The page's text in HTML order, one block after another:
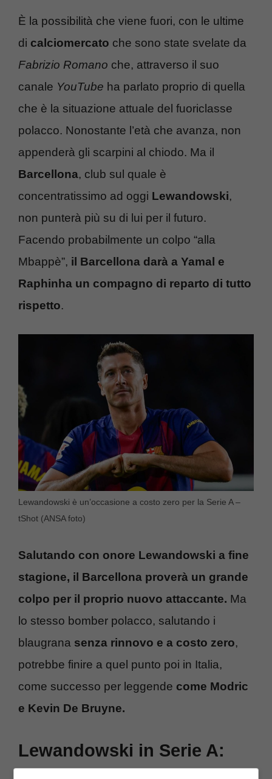
È la possibilità che viene fuori, con le ultime
di calciomercato che sono state svelate da
Fabrizio Romano che, attraverso il suo
canale YouTube ha parlato proprio di quella
che è la situazione attuale del fuoriclasse
polacco. Nonostante l’età che avanza, non
appenderà gli scarpini al chiodo. Ma il
Barcellona, club sul quale è
concentratissimo ad oggi Lewandowski,
non punterà più su di lui per il futuro.
Facendo probabilmente un colpo “alla
Mbappè”, il Barcellona darà a Yamal e
Raphinha un compagno di reparto di tutto
rispetto.
Lewandowski è un’occasione a costo zero per la Serie A –
tShot (ANSA foto)
Salutando con onore Lewandowski a fine
stagione, il Barcellona proverà un grande
colpo per il proprio nuovo attaccante. Ma
lo stesso bomber polacco, salutando i
blaugrana senza rinnovo e a costo zero,
potrebbe finire a quel punto poi in Italia,
come successo per leggende come Modric
e Kevin De Bruyne.
Lewandowski in Serie A: